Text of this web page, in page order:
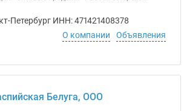
Петербург ИНН: 471421408378
О компании
Объявления
Белуга, ООО